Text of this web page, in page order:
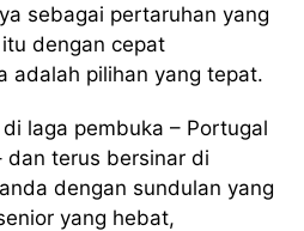
sebagai pertaruhan yang
dengan cepat
adalah pilihan yang tepat.
laga pembuka – Portugal
dan terus bersinar di
dengan sundulan yang
yang hebat,